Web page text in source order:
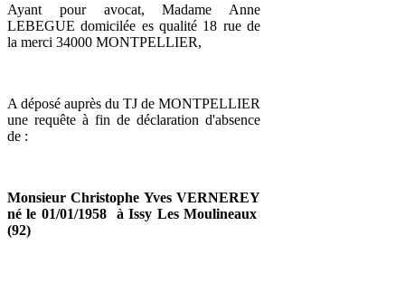
Ayant pour avocat, Madame Anne
LEBEGUE domicilée es qualité 18 rue de
la merci 34000 MONTPELLIER,
A déposé auprès du TJ de MONTPELLIER
une requête à fin de déclaration d'absence
de :
Monsieur Christophe Yves VERNEREY
né le 01/01/1958 à Issy Les Moulineaux
(92)